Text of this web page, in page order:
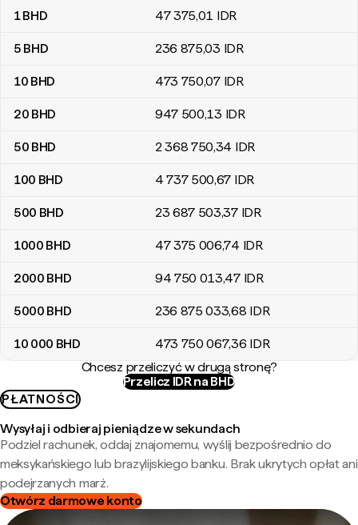
Tabela przeliczeń dinara bahrańskiego na rupie indonezyjskie
1BHD 47 375,01 IDR
5 BHD 236 875,03 IDR
10 BHD 473 750,07 IDR
20 BHD 947 500,13 IDR
50 BHD 2 368 750,34 IDR
100 BHD 4 737 500,67 IDR
500 BHD 23 687 503,37 IDR
1000 BHD 47 375 006,74 IDR
2000 BHD 94 750 013,47 IDR
5000 BHD 236 875 033,68 IDR
10 000 BHD 473 750 067,36 IDR
Chcesz przeliczyć w drugą stronę?
Przelicz IDR na BHD
PŁATNOŚCI
Wysyłaj i odbieraj pieniądze w sekundach
Podziel rachunek, oddaj znajomemu, wyślij bezpośrednio do
meksykańskiego lub brazylijskiego banku. Brak ukrytych opłat ani
podejrzanych marż.
Otwórz darmowe konto